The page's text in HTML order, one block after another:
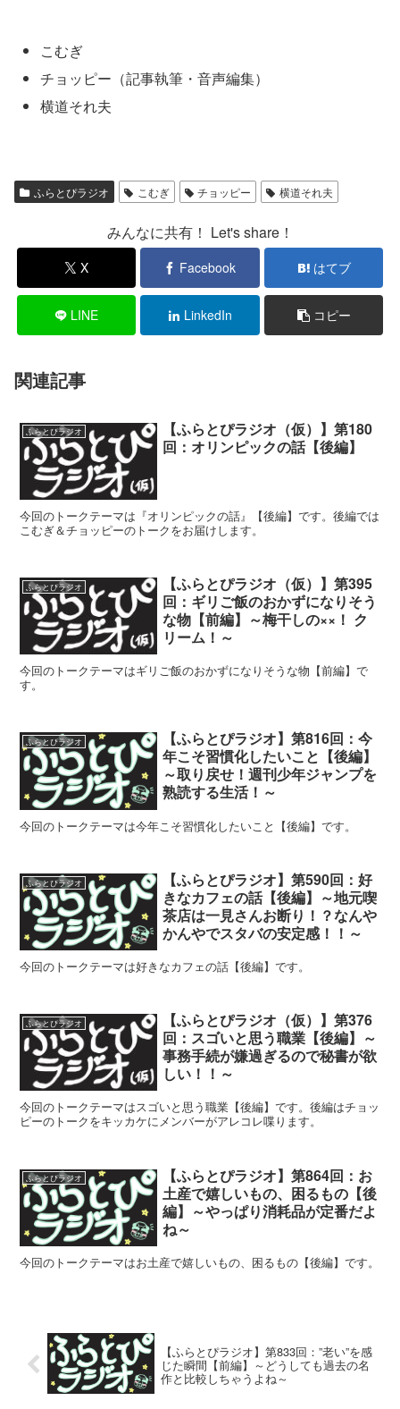
こむぎ
チョッピー（記事執筆・音声編集）
横道それ夫
ふらとぴラジオ こむぎ チョッピー 横道それ夫
みんなに共有！ Let's share！
X Facebook はてブ
LINE LinkedIn コピー
関連記事
ふらとぴラジオ
【ふらとぴラジオ（仮）】第180
回：オリンピックの話【後編】
今回のトークテーマは『オリンピックの話』【後編】です。後編では
こむぎ＆チョッピーのトークをお届けします。
ふらとぴラジオ
【ふらとぴラジオ（仮）】第395
回：ギリご飯のおかずになりそう
な物【前編】～梅干しの××！ ク
リーム！～
今回のトークテーマはギリご飯のおかずになりそうな物【前編】で
す。
ふらとぴラジオ
【ふらとぴラジオ】第816回：今
年こそ習慣化したいこと【後編】
～取り戻せ！週刊少年ジャンプを
熟読する生活！～
今回のトークテーマは今年こそ習慣化したいこと【後編】です。
ふらとぴラジオ
【ふらとぴラジオ】第590回：好
きなカフェの話【後編】～地元喫
茶店は一見さんお断り！？なんや
かんやでスタバの安定感！！～
今回のトークテーマは好きなカフェの話【後編】です。
ふらとぴラジオ
【ふらとぴラジオ（仮）】第376
回：スゴいと思う職業【後編】～
事務手続が嫌過ぎるので秘書が欲
しい！！～
今回のトークテーマはスゴいと思う職業【後編】です。後編はチョッ
ピーのトークをキッカケにメンバーがアレコレ喋ります。
ふらとぴラジオ
【ふらとぴラジオ】第864回：お
土産で嬉しいもの、困るもの【後
編】～やっぱり消耗品が定番だよ
ね～
今回のトークテーマはお土産で嬉しいもの、困るもの【後編】です。
【ふらとぴラジオ】第833回：”老い”を感
じた瞬間【前編】～どうしても過去の名
作と比較しちゃうよね～